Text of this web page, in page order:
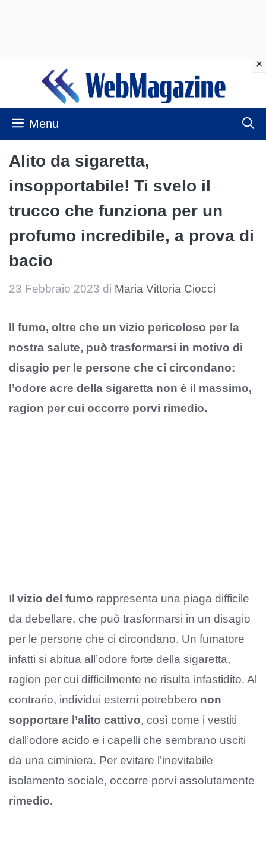
contenuto
Menu
Alito da sigaretta,
insopportabile! Ti svelo il
trucco che funziona per un
profumo incredibile, a prova di
bacio
23 Febbraio 2023 di Maria Vittoria Ciocci
Il fumo, oltre che un vizio pericoloso per la
nostra salute, può trasformarsi in motivo di
disagio per le persone che ci circondano:
l’odore acre della sigaretta non è il massimo,
ragion per cui occorre porvi rimedio.
Il vizio del fumo rappresenta una piaga difficile
da debellare, che può trasformarsi in un disagio
per le persone che ci circondano. Un fumatore
infatti si abitua all’odore forte della sigaretta,
ragion per cui difficilmente ne risulta infastidito. Al
contrario, individui esterni potrebbero non
sopportare l’alito cattivo, così come i vestiti
dall’odore acido e i capelli che sembrano usciti
da una ciminiera. Per evitare l’inevitabile
isolamento sociale, occorre porvi assolutamente
rimedio.